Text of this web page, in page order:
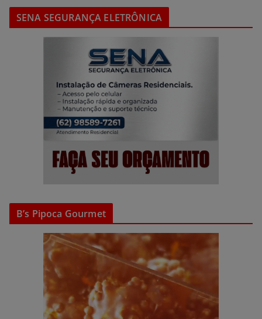
SENA SEGURANÇA ELETRÔNICA
B’s Pipoca Gourmet